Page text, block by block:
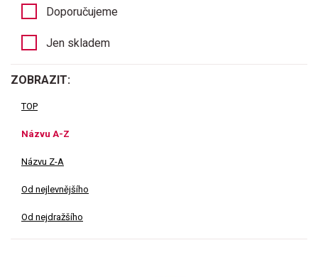
Doporučujeme
Jen skladem
ZOBRAZIT:
TOP
Názvu A-Z
Názvu Z-A
Od nejlevnějšího
Od nejdražšího